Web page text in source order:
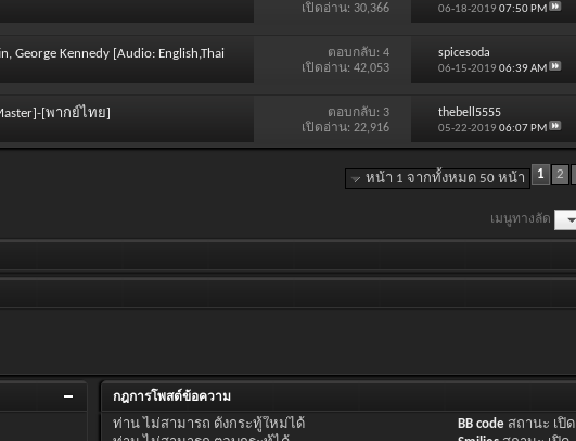
เปิดอ่าน: 30,366
06-18-2019 07:50 PM
George Kennedy [Audio: English,Thai
ตอบกลับ:4
เปิดอ่าน: 42,053
spicesoda
06-15-2019 06:39 AM
[พากย์ไทย] ตอบกลับ: 3
เปิดอ่าน: 22,916
thebell5555
05-22-2019 06:07 PM
หน้า 1 จากทั้งหมด 50 หน้า 1 2
เมนูทางลัด
กฎการโพสต์ข้อความ
ท่านไม่สามารถ ตั้งกระทู้ใหม่ได้
BB code สถานะ เปิด